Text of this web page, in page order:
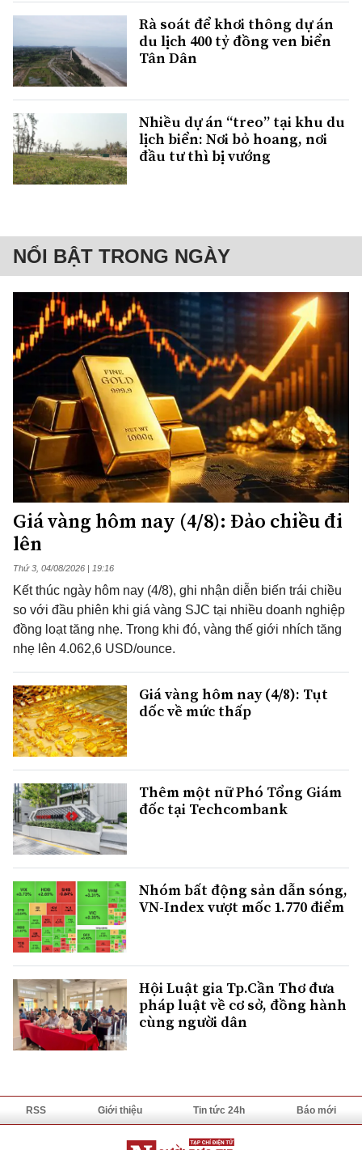
Rà soát để khơi thông dự án
du lịch 400 tỷ đồng ven biển
Tân Dân
Nhiều dự án “treo” tại khu du
lịch biển: Nơi bỏ hoang, nơi
đầu tư thì bị vướng
NỔI BẬT TRONG NGÀY
Giá vàng hôm nay (4/8): Đảo chiều đi
lên
Thứ 3, 04/08/2026 | 19:16
Kết thúc ngày hôm nay (4/8), ghi nhận diễn biến trái chiều
so với đầu phiên khi giá vàng SJC tại nhiều doanh nghiệp
đồng loạt tăng nhẹ. Trong khi đó, vàng thế giới nhích tăng
nhẹ lên 4.062,6 USD/ounce.
Giá vàng hôm nay (4/8): Tụt
dốc về mức thấp
Thêm một nữ Phó Tổng Giám
đốc tại Techcombank
Nhóm bất động sản dẫn sóng,
VN-Index vượt mốc 1.770 điểm
Hội Luật gia Tp.Cần Thơ đưa
pháp luật về cơ sở, đồng hành
cùng người dân
RSS Giới thiệu Tin tức 24h Báo mới